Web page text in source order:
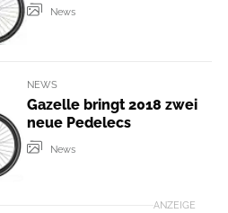
News
NEWS
Gazelle bringt 2018 zwei
neue Pedelecs
News
ANZEIGE